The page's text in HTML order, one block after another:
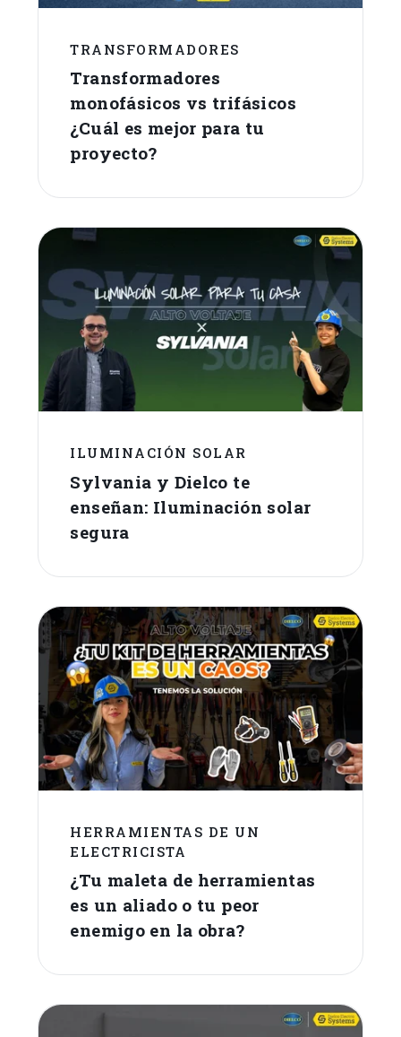
TRANSFORMADORES
Transformadores
monofásicos vs trifásicos
¿Cuál es mejor para tu
proyecto?
ILUMINACIÓN SOLAR
Sylvania y Dielco te
enseñan: Iluminación solar
segura
HERRAMIENTAS DE UN
ELECTRICISTA
¿Tu maleta de herramientas
es un aliado o tu peor
enemigo en la obra?